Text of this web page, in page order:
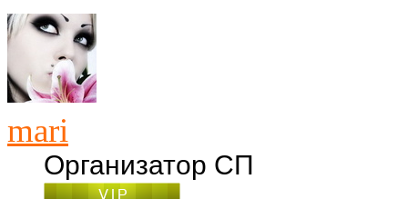
mari
Организатор СП